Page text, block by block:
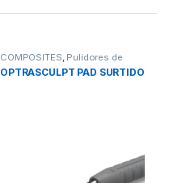
COMPOSITES Pulidores de
OPTRASCULPT PAD SURTIDO